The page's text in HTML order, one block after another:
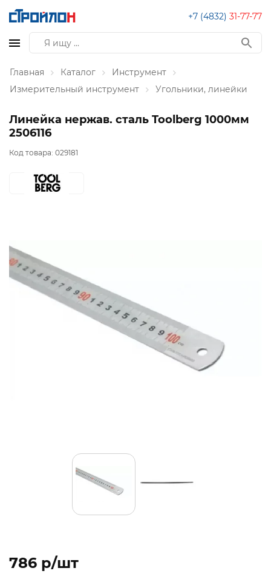
+7 (4832) 31-77-77
Главная Каталог
Инструмент
Измерительный инструмент
Угольники, линейки
Линейка нержав. сталь Toolberg 1000мм
2506116
Код товара: 029181
786 p/шт